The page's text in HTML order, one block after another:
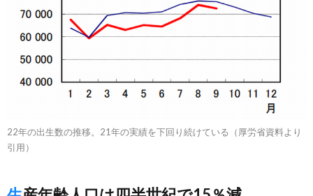
22年の出生数の推移。21年の実績を下回り続けている（厚労省資料より
引用）